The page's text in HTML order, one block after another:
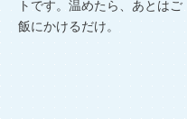
トです。温めたら、あとはご
飯にかけるだけ。